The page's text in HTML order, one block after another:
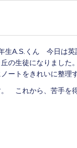
生A.S.くん 今日は英
の生徒になりました
ートをきれいに整理
これから、苦手を